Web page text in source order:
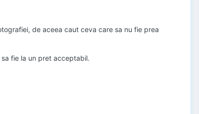
de aceea caut ceva care sa nu fie prea
fie la un pret acceptabil.